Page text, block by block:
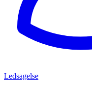
Ledsagelse